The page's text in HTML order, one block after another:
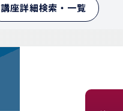
講座詳細検索・一覧